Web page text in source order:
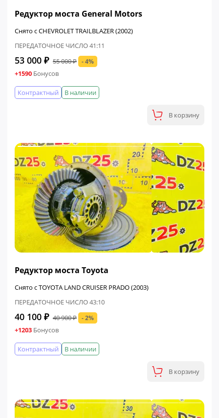
Редуктор моста General Motors
Снято с CHEVROLET TRAILBLAZER (2002)
ПЕРЕДАТОЧНОЕ ЧИСЛО 41:11
53 000 ₽ 55 000 ₽ - 4%
+1590 Бонусов
В наличии
Контрактный
В корзину
Редуктор моста Toyota
Снято с TOYOTA LAND CRUISER PRADO (2003)
ПЕРЕДАТОЧНОЕ ЧИСЛО 43:10
40 100 ₽ 40 900 ₽ - 2%
+1203 Бонусов
В наличии
Контрактный
В корзину